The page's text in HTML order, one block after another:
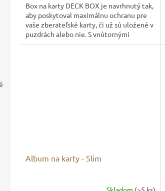
Box na karty DECK BOX je navrhnutý tak,
aby poskytoval maximálnu ochranu pre
vaše zberateľské karty, či už sú uložené v
puzdrách alebo nie. S vnútornými
rozmermi 70×92×45 mm je...
Album na karty - Slim